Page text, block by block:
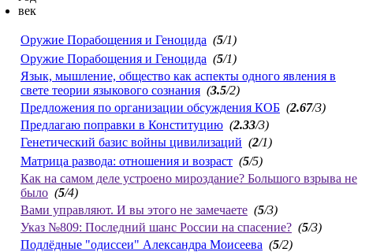
век
Оружие Порабощения и Геноцида (5/1)
Оружие Порабощения и Геноцида (5/1)
Язык, мышление, общество как аспекты одного явления в
свете теории языкового сознания (3.5/2)
Предложения по организации обсуждения КОБ (2.67/3)
Предлагаю поправки в Конституцию (2.33/3)
Генетический базис войны цивилизаций (2/1)
Матрица развода: отношения и возраст (5/5)
Как на самом деле устроено мироздание? Большого взрыва не
было (5/4)
Вами управляют. И вы этого не замечаете (5/3)
Указ №809: Последний шанс России на спасение? (5/3)
Подлёдные "одиссеи" Александра Моисеева (5/2)